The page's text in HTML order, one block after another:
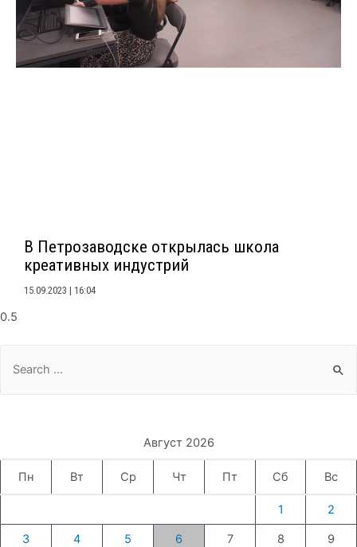
В Петрозаводске открылась школа
креативных индустрий
15.09.2023 16:04
for:
Август 2026
Пн Вт Ср Чт Пт Сб Вс
1 2
3 4 5 6 7 8 9